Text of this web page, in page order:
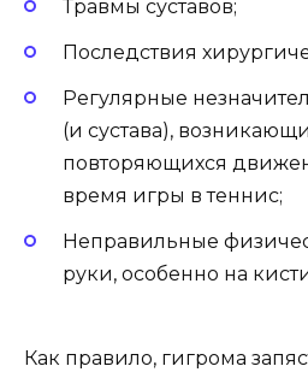
Травмы суставов;
Последствия
Регулярные
(и сустава),
повторяющихся
время игры в теннис;
Неправильные
руки, особенно на
Как правило, гигрома